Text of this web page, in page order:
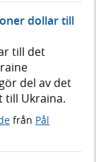
dollar till
till det
del av det
till Ukraina.
från Pål